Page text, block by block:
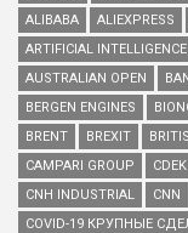
ALIBABA
ALIEXPRESS
ARTIFICIAL
AUSTRALIAN OPEN
BERGEN ENGINES
BRENT
BREXIT
CAMPARI GROUP
CDEK
CNH INDUSTRIAL
CNN
COVID-19 КРУПНЫЕ